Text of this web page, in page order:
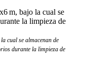
cual se almacenan de
durante la limpieza de